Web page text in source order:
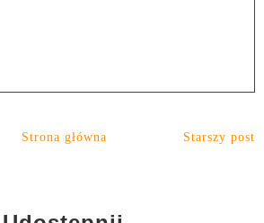
Starszy post
Strona główna